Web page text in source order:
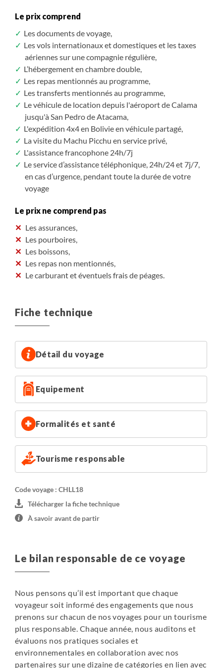
Les visiteurs peuvent prendre des photos sur le site
professionnel avec objectifs échangeables : dans ce
cas, il leur faudra payer un supplément (nous
consulter pour le montant) car il est considéré
comme un usage commercial.
Depuis 2022, l'Institut National de la Culture
péruvien a complètement séparé l’entrée au Huayna
Picchu et à la montagne Machu Picchu de l’entrée du
site archéologique de Machu Picchu. Il faut donc
acheter deux entrées si vous souhaitez visiter la
citadelle de Machu Picchu avec l’ascension au
Huayna Picchu (ou montagne Machu Picchu).
Attention les entrées sont soumises à disponibilité.
Le prix comprend
Les documents de voyage,
Les vols internationaux et domestiques et les taxes
aériennes sur une compagnie régulière,
L’hébergement en chambre double,
Les repas mentionnés au programme,
Les transferts mentionnés au programme,
Le véhicule de location depuis l'aéroport de Calama
jusqu'à San Pedro de Atacama,
L'expédition 4x4 en Bolivie en véhicule partagé,
La visite du Machu Picchu en service privé,
L'assistance francophone 24h/7j
Le service d’assistance téléphonique, 24h/24 et 7j/7,
en cas d’urgence, pendant toute la durée de votre
voyage
Le prix ne comprend pas
Les assurances,
Les pourboires,
Les boissons,
Les repas non mentionnés,
Le carburant et éventuels frais de péages.
Fiche technique
Détail du voyage
Equipement
Formalités et santé
Tourisme responsable
Code voyage : CHLL18
Télécharger la fiche technique
À savoir avant de partir
Le bilan responsable de ce voyage
Nous pensons qu’il est important que chaque
voyageur soit informé des engagements que nous
prenons sur chacun de nos voyages pour un tourisme
plus responsable. Chaque année, nous auditons et
évaluons nos pratiques sociales et
environnementales en collaboration avec nos
partenaires sur une dizaine de catégories en lien avec